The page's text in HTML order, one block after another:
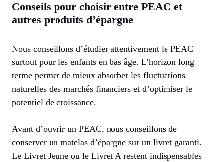
Conseils pour choisir entre PEAC et
autres produits d’épargne
Nous conseillons d’étudier attentivement le PEAC
surtout pour les enfants en bas âge. L’horizon long
terme permet de mieux absorber les fluctuations
naturelles des marchés financiers et d’optimiser le
potentiel de croissance.
Avant d’ouvrir un PEAC, nous conseillons de
conserver un matelas d’épargne sur un livret garanti.
Le Livret Jeune ou le Livret A restent indispensables